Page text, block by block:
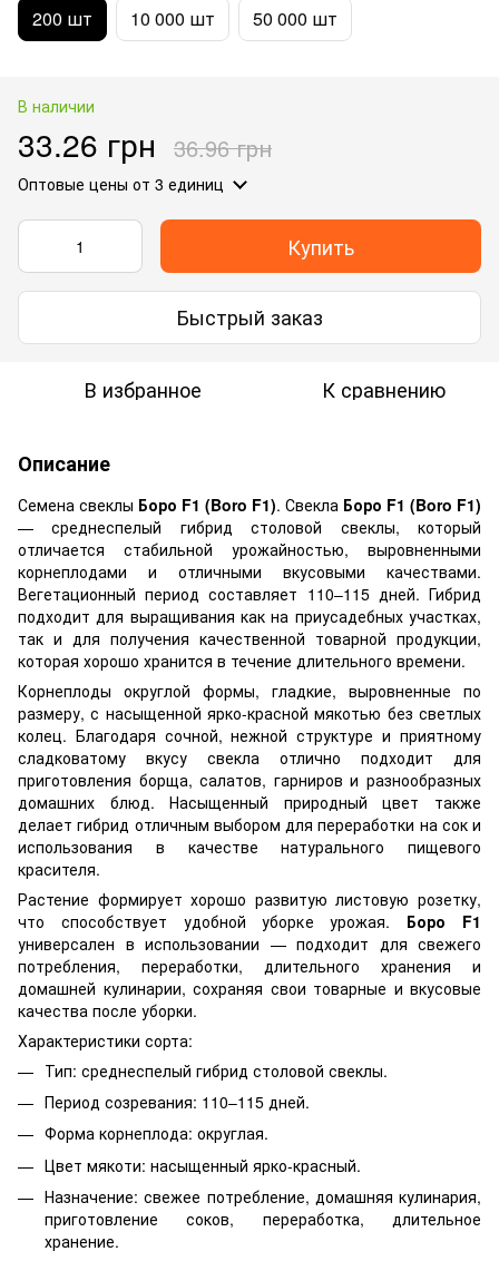
200 шт 10 000 шт 50 000 шт
В наличии
33.26 грн 36.96 грн
Оптовые цены от 3 единиц
Купить
Быстрый заказ
В избранное К сравнению
Описание
Семена свеклы Боро F1 (Boro F1). Свекла Боро F1 (Boro F1)
— среднеспелый гибрид столовой свеклы, который
отличается стабильной урожайностью, выровненными
корнеплодами и отличными вкусовыми качествами.
Вегетационный период составляет 110–115 дней. Гибрид
подходит для выращивания как на приусадебных участках,
так и для получения качественной товарной продукции,
которая хорошо хранится в течение длительного времени.
Корнеплоды округлой формы, гладкие, выровненные по
размеру, с насыщенной ярко-красной мякотью без светлых
колец. Благодаря сочной, нежной структуре и приятному
сладковатому вкусу свекла отлично подходит для
приготовления борща, салатов, гарниров и разнообразных
домашних блюд. Насыщенный природный цвет также
делает гибрид отличным выбором для переработки на сок и
использования в качестве натурального пищевого
красителя.
Растение формирует хорошо развитую листовую розетку,
что способствует удобной уборке урожая. Боро F1
универсален в использовании — подходит для свежего
потребления, переработки, длительного хранения и
домашней кулинарии, сохраняя свои товарные и вкусовые
качества после уборки.
Характеристики сорта:
Тип: среднеспелый гибрид столовой свеклы.
Период созревания: 110–115 дней.
Форма корнеплода: округлая.
Цвет мякоти: насыщенный ярко-красный.
Назначение: свежее потребление, домашняя кулинария,
приготовление соков, переработка, длительное
хранение.